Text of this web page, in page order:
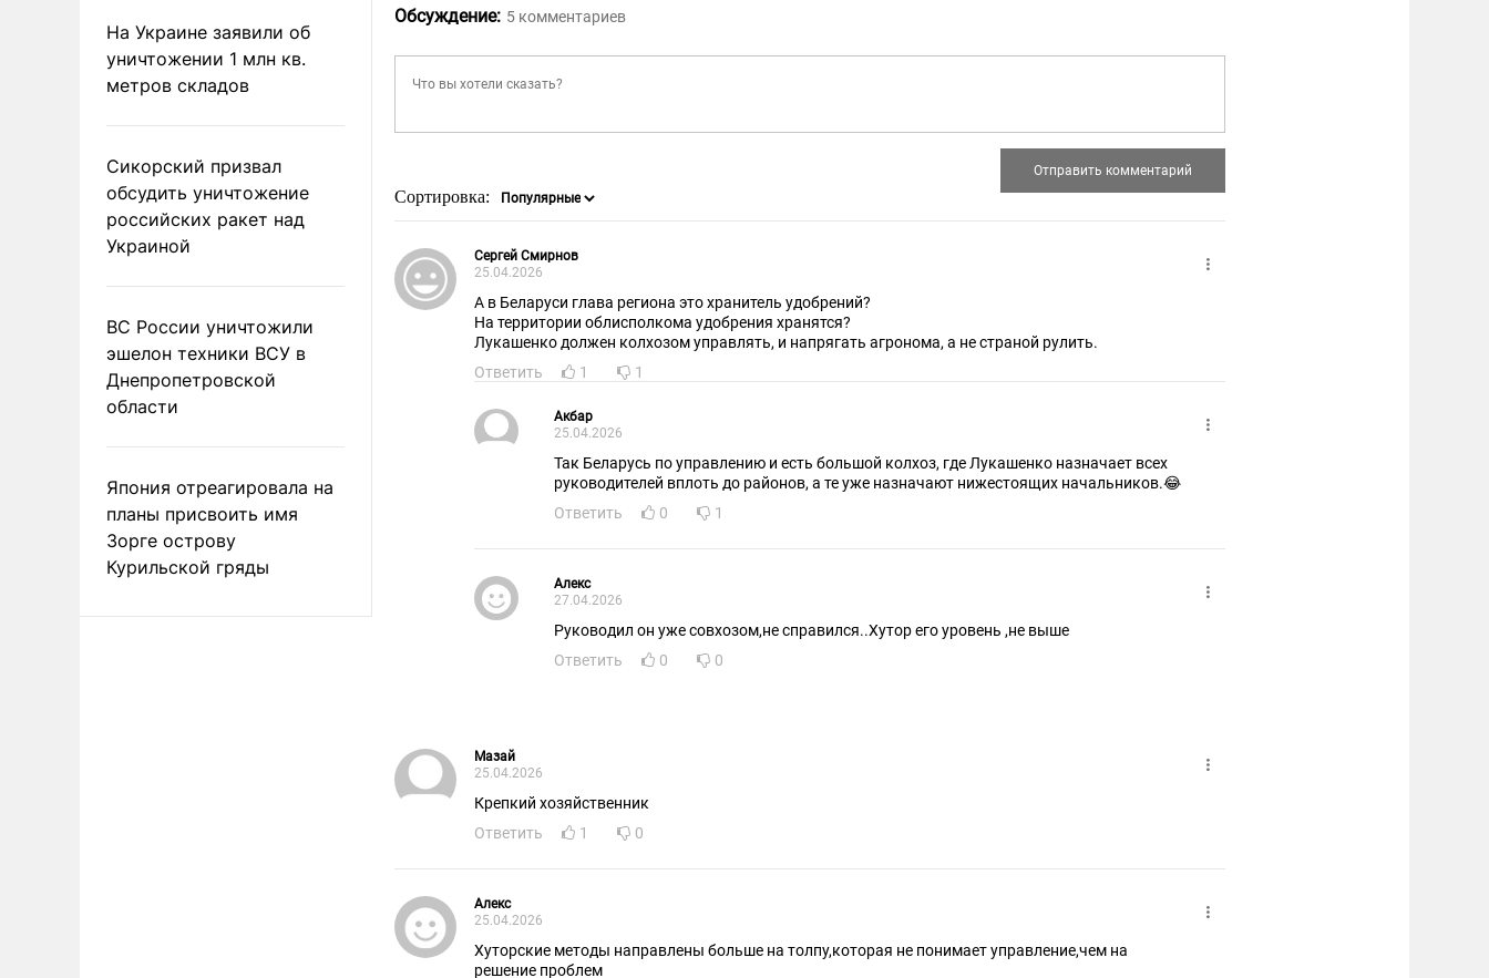
На Украине заявили об
уничтожении 1 млн кв.
метров складов
Сикорский призвал
обсудить уничтожение
российских ракет над
Украиной
ВС России уничтожили
эшелон техники ВСУ в
Днепропетровской
области
Япония отреагировала на
планы присвоить имя
Зорге острову
Курильской гряды
Обсуждение: 5 комментариев
Сортировка:
Сергей Смирнов
25.04.2026
А в Беларуси глава региона это хранитель удобрений?
На территории облисполкома удобрения хранятся?
Лукашенко должен колхозом управлять, и напрягать агронома, а не страной рулить.
Ответить
1 1
Акбар
25.04.2026
Так Беларусь по управлению и есть большой колхоз, где Лукашенко назначает всех
руководителей вплоть до районов, а те уже назначают нижестоящих начальников.😂
Ответить
0 1
Алекс
27.04.2026
Руководил он уже совхозом,не справился..Хутор его уровень ,не выше
Ответить
0 0
Мазай
25.04.2026
Крепкий хозяйственник
Ответить
1 0
Алекс
25.04.2026
Хуторские методы направлены больше на толпу,которая не понимает управление,чем на
решение проблем